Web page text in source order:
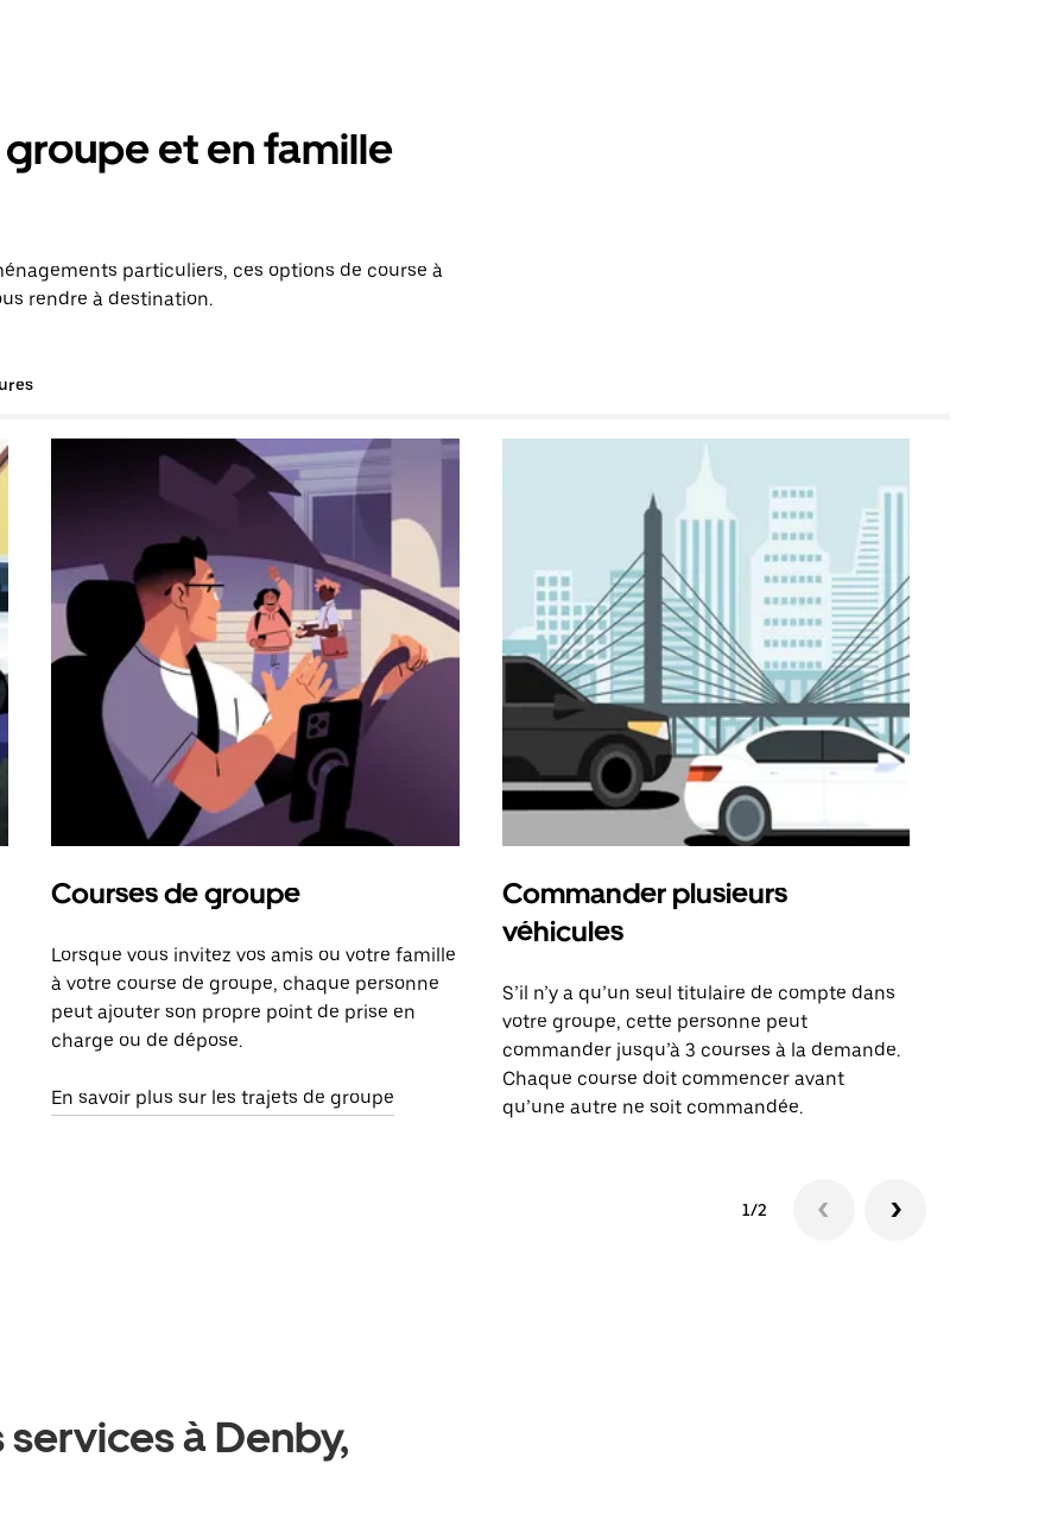
et en famille
particuliers, ces options de course à
rendre à destination.
Courses de groupe
Lorsque vous invitez vos amis ou votre famille
à votre course de groupe, chaque personne
peut ajouter son propre point de prise en
charge ou de dépose.
En savoir plus sur les trajets de groupe
Commander plusieurs
véhicules
S’il n’y a qu’un seul titulaire de compte dans
votre groupe, cette personne peut
commander jusqu’à 3 courses à la demande.
Chaque course doit commencer avant
qu’une autre ne soit commandée.
1/2
à Denby,